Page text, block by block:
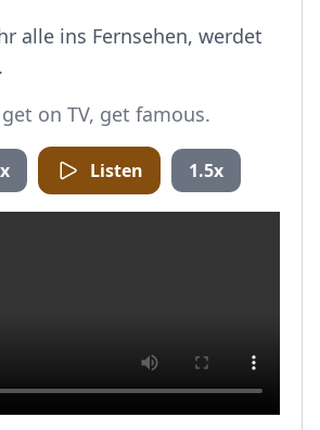
alle ins Fernsehen, werdet
on TV, get famous.
Listen 1.5x